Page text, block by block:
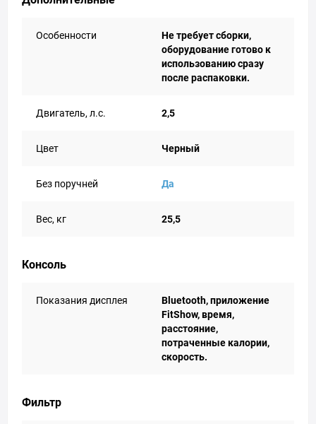
Особенности
Не требует сборки,
оборудование готово к
использованию сразу
после распаковки.
Двигатель, л.с. 2,5
Цвет Черный
Без поручней Да
Вес, кг 25,5
Консоль
Показания дисплея
Bluetooth, приложение
FitShow, время,
расстояние,
потраченные калории,
скорость.
Фильтр